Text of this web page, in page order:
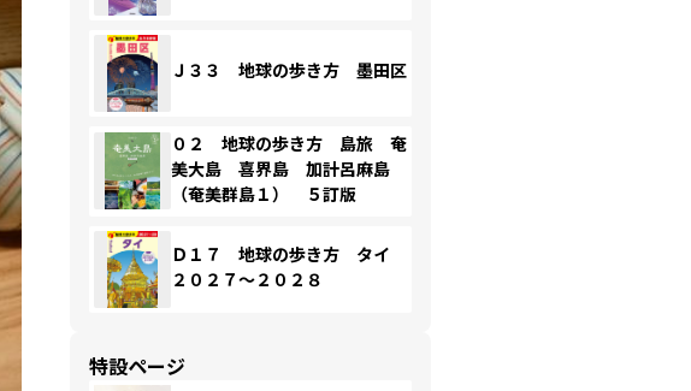
Ｊ３３ 地球の歩き方 墨田区
０２ 地球の歩き方 島旅 奄
美大島 喜界島 加計呂麻島
（奄美群島１） ５訂版
Ｄ１７ 地球の歩き方 タイ
２０２７～２０２８
特設ページ